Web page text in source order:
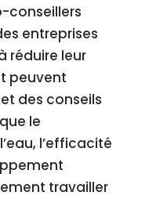
conseillers
entreprises
réduire leur
peuvent
des conseils
le
l’efficacité
travailler